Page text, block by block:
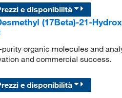
e disponibilità
(17Beta)-21-
organic molecules and
and commercial success.
e disponibilità